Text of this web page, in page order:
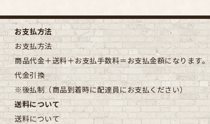
お支払方法
お支払方法
商品代金＋送料＋お支払手数料＝お支払金額になります。
代金引換
※後払制（商品到着時に配達員にお支払ください）
送料について
送料について